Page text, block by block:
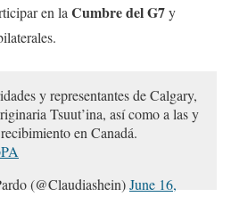
en la Cumbre del G7y
y representantes de Calgary,
Tsuut’ina, así como a las y
en Canadá.
(@Claudiashein)June 16,